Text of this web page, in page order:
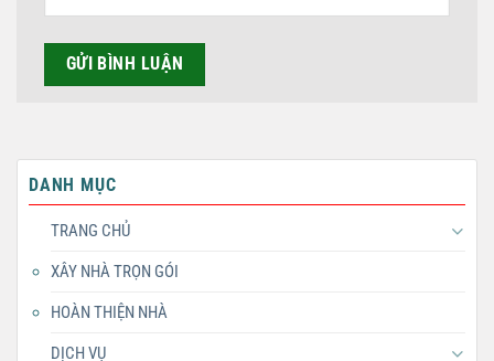
DANH MỤC
TRANG CHỦ
XÂY NHÀ TRỌN GÓI
HOÀN THIỆN NHÀ
DỊCH VỤ